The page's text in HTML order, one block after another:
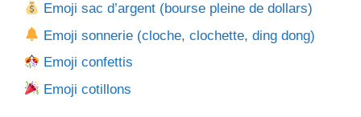
Emoji sac d’argent (bourse pleine de dollars)
Emoji sonnerie (cloche, clochette, ding dong)
Emoji confettis
Emoji cotillons